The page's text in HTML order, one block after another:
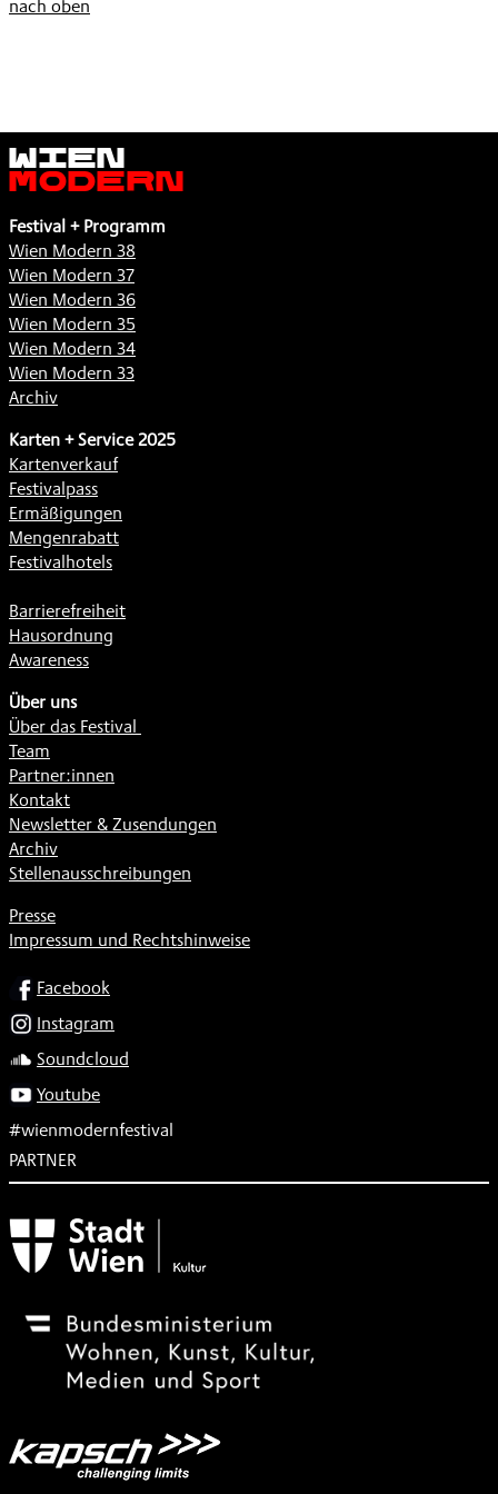
nach oben
Wien
Modern
Festival + Programm
Wien Modern 38
Wien Modern 37
Wien Modern 36
Wien Modern 35
Wien Modern 34
Wien Modern 33
Archiv
Karten + Service 2025
Kartenverkauf
Festivalpass
Ermäßigungen
Mengenrabatt
Festivalhotels
Barrierefreiheit
Hausordnung
Awareness
Über uns
Über das Festival
Team
Partner:innen
Kontakt
Newsletter & Zusendungen
Archiv
Stellenausschreibungen
Presse
Impressum und Rechtshinweise
SOCIALFacebook
Instagram
Soundcloud
Youtube
#wienmodernfestival
PARTNER
Subventionsgeber